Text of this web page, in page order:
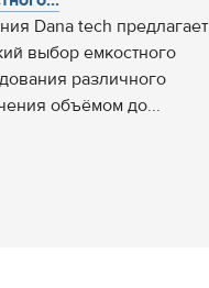
Dana tech предлагает
выбор емкостного
различного
объёмом до...